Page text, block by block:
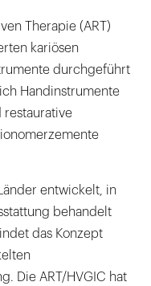
Therapie (ART)
kariösen
durchgeführt
Handinstrumente
restaurative
entwickelt, in
behandelt
das Konzept
Die ART/HVGIC hat